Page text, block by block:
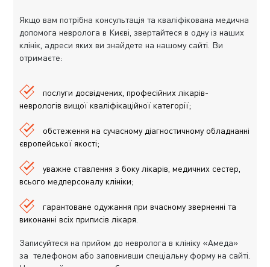
Якщо вам потрібна консультація та кваліфікована медична
допомога невролога в Києві, звертайтеся в одну із наших
клінік, адреси яких ви знайдете на нашому сайті. Ви
отримаєте:
послуги досвідчених, професійних лікарів-
неврологів вищої кваліфікаційної категорії;
обстеження на сучасному діагностичному обладнанні
європейської якості;
уважне ставлення з боку лікарів, медичних сестер,
всього медперсоналу клініки;
гарантоване одужання при вчасному зверненні та
виконанні всіх приписів лікаря.
Записуйтеся на прийом до невролога в клініку «Aмеда»
за телефоном або заповнивши спеціальну форму на сайті.